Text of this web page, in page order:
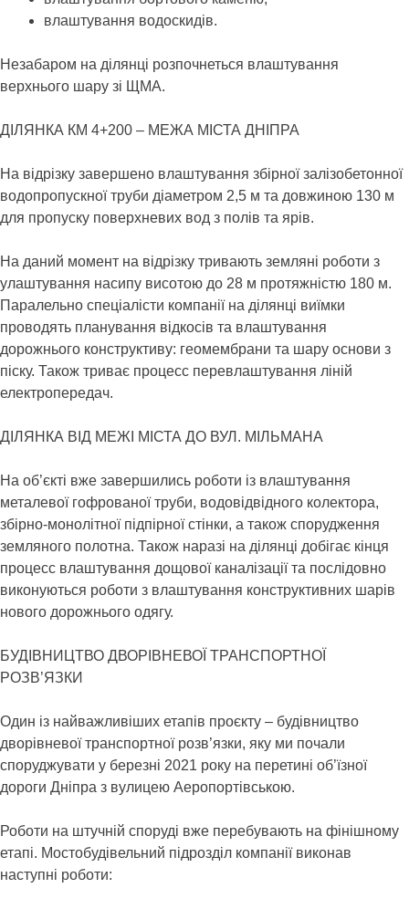
влаштування водоскидів.
Незабаром на ділянці розпочнеться влаштування
верхнього шару зі ЩМА.
ДІЛЯНКА КМ 4+200 – МЕЖА МІСТА ДНІПРА
На відрізку завершено влаштування збірної залізобетонної
водопропускної труби діаметром 2,5 м та довжиною 130 м
для пропуску поверхневих вод з полів та ярів.
На даний момент на відрізку тривають земляні роботи з
улаштування насипу висотою до 28 м протяжністю 180 м.
Паралельно спеціалісти компанії на ділянці виїмки
проводять планування відкосів та влаштування
дорожнього конструктиву: геомембрани та шару основи з
піску. Також триває процесс перевлаштування ліній
електропередач.
ДІЛЯНКА ВІД МЕЖІ МІСТА ДО ВУЛ. МІЛЬМАНА
На об’єкті вже завершились роботи із влаштування
металевої гофрованої труби, водовідвідного колектора,
збірно-монолітної підпірної стінки, а також спорудження
земляного полотна. Також наразі на ділянці добігає кінця
процесс влаштування дощової каналізації та послідовно
виконуються роботи з влаштування конструктивних шарів
нового дорожнього одягу.
БУДІВНИЦТВО ДВОРІВНЕВОЇ ТРАНСПОРТНОЇ
РОЗВ’ЯЗКИ
Один із найважливіших етапів проєкту – будівництво
дворівневої транспортної розв’язки, яку ми почали
споруджувати у березні 2021 року на перетині об’їзної
дороги Дніпра з вулицею Аеропортівською.
Роботи на штучній споруді вже перебувають на фінішному
етапі. Мостобудівельний підрозділ компанії виконав
наступні роботи: